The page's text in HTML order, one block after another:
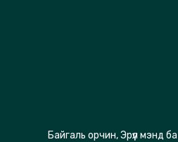
Байгаль орчин, Эрүүл мэнд